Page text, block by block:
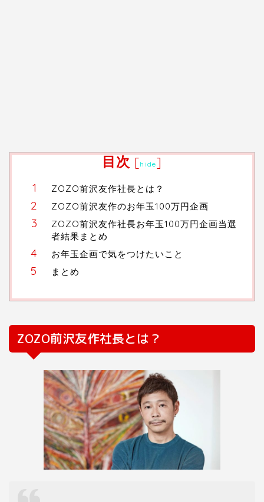
目次 [hide]
ZOZO前沢友作社長とは？
ZOZO前沢友作のお年玉100万円企画
ZOZO前沢友作社長お年玉100万円企画当選
者結果まとめ
お年玉企画で気をつけたいこと
まとめ
ZOZO前沢友作社長とは？